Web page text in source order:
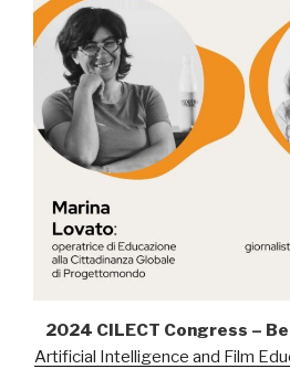
2024 CILECT Congress –
Artificial Intelligence and Film